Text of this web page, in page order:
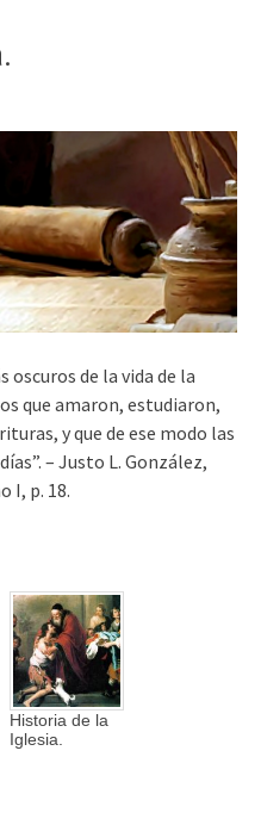
oscuros de la vida de la
que amaron, estudiaron,
y que de ese modo las
– Justo L. González,
I, p. 18.
Historia de la
Iglesia.